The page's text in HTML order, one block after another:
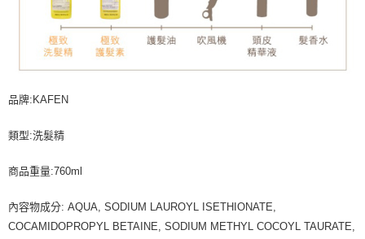
品牌:KAFEN
類型:洗髮精
商品重量:760ml
內容物成分: AQUA, SODIUM LAUROYL ISETHIONATE,
COCAMIDOPROPYL BETAINE, SODIUM METHYL COCOYL TAURATE,